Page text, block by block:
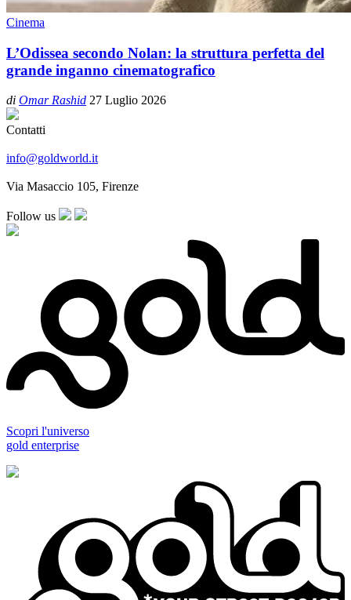
Cinema
L’Odissea secondo Nolan: la struttura perfetta del
grande inganno cinematografico
di Omar Rashid 27 Luglio 2026
Contatti
info@goldworld.it
Via Masaccio 105, Firenze
Follow us
Scopri l'universo
gold enterprise